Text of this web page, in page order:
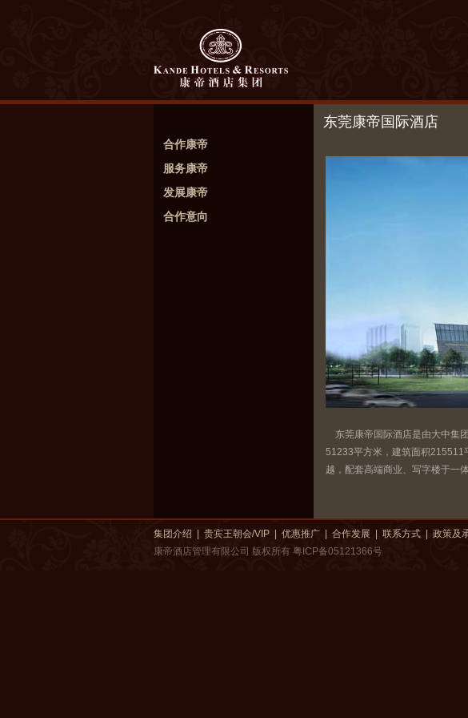
合作康帝
服务康帝
发展康帝
合作意向
东莞康帝国际酒店
东莞康帝国际酒店是由大中集
51233平方米，建筑面积215511
越，配套高端商业、写字楼于一
集团介绍 贵宾王朝会/VIP 优惠推广 合作发展 联系方式 政策及
康帝酒店管理有限公司 版权所有 粤ICP备05121366号